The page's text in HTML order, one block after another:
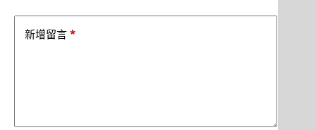
新增留言 *